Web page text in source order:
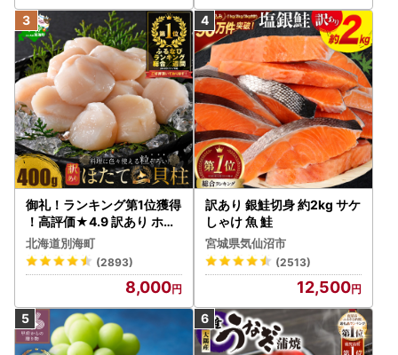
御礼！ランキング第1位獲得
！高評価★4.9 訳あり ホタ
テ 400g（ほたて 帆立 貝柱
冷凍 ）
北海道別海町
(2893)
8,000
訳あり 銀鮭切身 約2kg サケ
しゃけ 魚 鮭
宮城県気仙沼市
(2513)
12,500